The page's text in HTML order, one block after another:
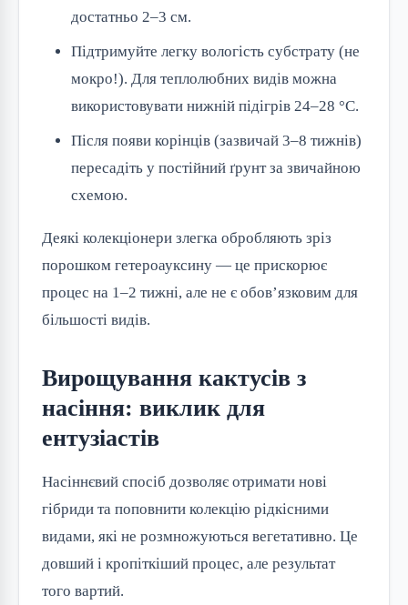
достатньо 2–3 см.
Підтримуйте легку вологість субстрату (не
мокро!). Для теплолюбних видів можна
використовувати нижній підігрів 24–28 °C.
Після появи корінців (зазвичай 3–8 тижнів)
пересадіть у постійний ґрунт за звичайною
схемою.
Деякі колекціонери злегка обробляють зріз
порошком гетероауксину — це прискорює
процес на 1–2 тижні, але не є обов’язковим для
більшості видів.
Вирощування кактусів з
насіння: виклик для
ентузіастів
Насіннєвий спосіб дозволяє отримати нові
гібриди та поповнити колекцію рідкісними
видами, які не розмножуються вегетативно. Це
довший і кропіткіший процес, але результат
того вартий.